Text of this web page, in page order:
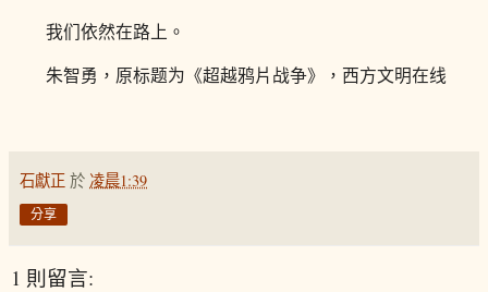
我们依然在路上。
朱智勇，原标题为《超越鸦片战争》，西方文明在线
石獻正 於 凌晨1:39
分享
1 則留言: